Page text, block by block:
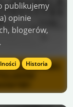
publikujemy
opinie
blogerów,
Historia